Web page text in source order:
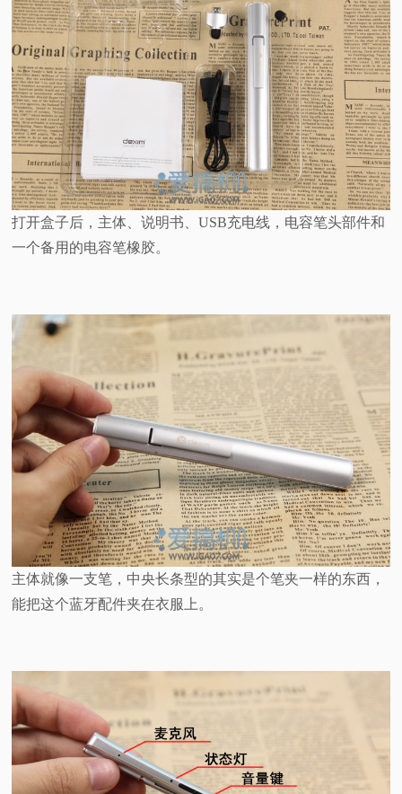
打开盒子后，主体、说明书、USB充电线，电容笔头部件和
一个备用的电容笔橡胶。
主体就像一支笔，中央长条型的其实是个笔夹一样的东西，
能把这个蓝牙配件夹在衣服上。